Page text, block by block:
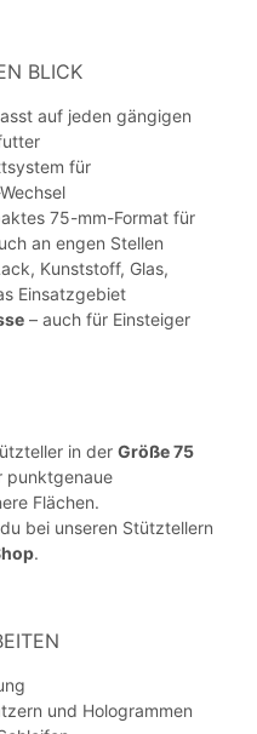
BLICK
auf jeden gängigen
für
75-mm-Format für
an engen Stellen
Kunststoff, Glas,
Einsatzgebiet
– auch für Einsteiger
in der Größe 75
punktgenaue
Flächen.
bei unseren Stütztellern
.
und Hologrammen